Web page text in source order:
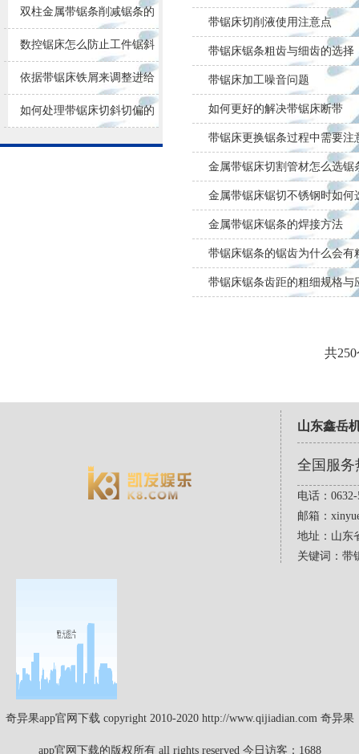
锯削的效果
双柱金属带锯条削减锯条的
损耗
数控锯床怎么防止工件锯斜
依据带锯床铁屑来调整进给
量大小
如何处理带锯床切斜切偏的
问题？
带锯床切削液使用注意点
带锯床锯条粗齿与细齿的选择
带锯床加工噪音问题
如何更好的解决带锯床断带
带锯床更换锯条过程中需要注
金属带锯床切割管材怎么选锯
金属带锯床锯切不锈钢时如何
金属带锯床锯条的焊接方法
带锯床锯条的锯齿为什么会有
带锯床锯条齿距的粗细规格与
共
山东鑫岳
全国服务
电话：0632-
邮箱：
地址：山东
关键词：带
奇异果app官网下载 copyright 2010-2020 http://www.qijiadian.com 奇异果
app官网下载的版权所有 all rights reserved 今日访客：1688